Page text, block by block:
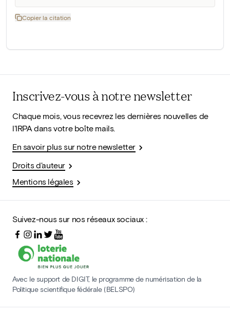
Copier la citation
Inscrivez-vous à notre newsletter
Chaque mois, vous recevrez les dernières nouvelles de
l'IRPA dans votre boîte mails.
En savoir plus sur notre newsletter
Droits d'auteur
Mentions légales
Suivez-nous sur nos réseaux sociaux :
Avec le support de DIGIT, le programme de numérisation de la
Politique scientifique fédérale (BELSPO)